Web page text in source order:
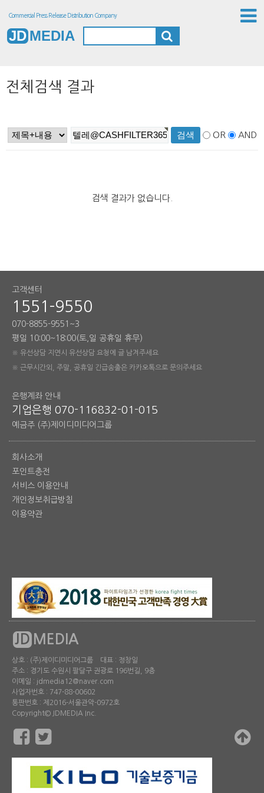
Commercial Press Release Distribution Company
JD MEDIA
전체검색 결과
OR AND
검색 결과가 없습니다.
고객센터
1551-9550
070-8855-9551~3
평일 10:00~18:00(토,일 공휴일 휴무)
※ 유선상담 지연시 유선상담 요청에 글 남겨주세요
※ 근무시간외, 주말, 공휴일 긴급송출은 카카오톡으로 문의주세요
은행계좌 안내
기업은행 070-116832-01-015
예금주 (주)제이디미디어그룹
회사소개
포인트충전
서비스 이용안내
개인정보취급방침
이용약관
JD MEDIA
상호 : (주)제이디미디어그룹 대표 : 정창일
주소 : 경기도 수원시 팔달구 권광로 196번길, 9층
이메일 : jdmedia12@naver.com
사업자번호 : 747-88-00602
통판번호 : 제2016-서울관악-0972호
Copyright© JDMEDIA Inc.